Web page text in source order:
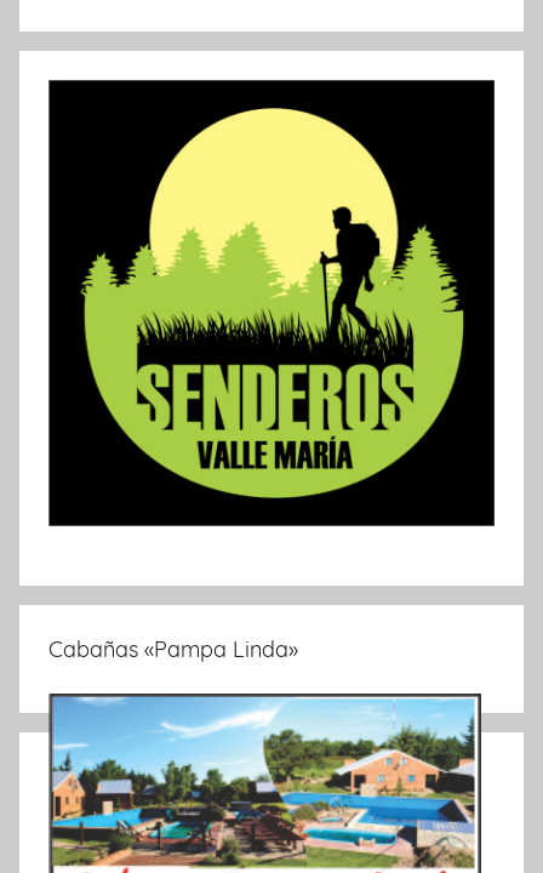
Cabañas «Pampa Linda»